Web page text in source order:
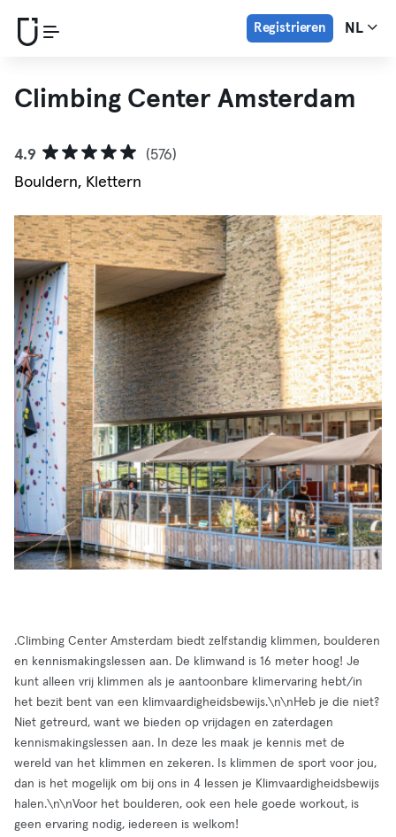
Registrieren NL
Climbing Center Amsterdam
4.9
(576)
Bouldern, Klettern
.Climbing Center Amsterdam biedt zelfstandig klimmen, boulderen
en kennismakingslessen aan. De klimwand is 16 meter hoog! Je
kunt alleen vrij klimmen als je aantoonbare klimervaring hebt/in
het bezit bent van een klimvaardigheidsbewijs.\n\nHeb je die niet?
Niet getreurd, want we bieden op vrijdagen en zaterdagen
kennismakingslessen aan. In deze les maak je kennis met de
wereld van het klimmen en zekeren. Is klimmen de sport voor jou,
dan is het mogelijk om bij ons in 4 lessen je Klimvaardigheidsbewijs
halen.\n\nVoor het boulderen, ook een hele goede workout, is
geen ervaring nodig, iedereen is welkom!